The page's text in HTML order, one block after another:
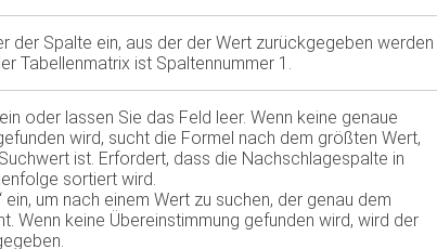
der Spalte ein, aus der der Wert zurückgegeben werden
Tabellenmatrix ist Spaltennummer 1.
ein oder lassen Sie das Feld leer. Wenn keine genaue
wird, sucht die Formel nach dem größten Wert,
ist. Erfordert, dass die Nachschlagespalte in
sortiert wird.
ein, um nach einem Wert zu suchen, der genau dem
Wenn keine Übereinstimmung gefunden wird, wird der